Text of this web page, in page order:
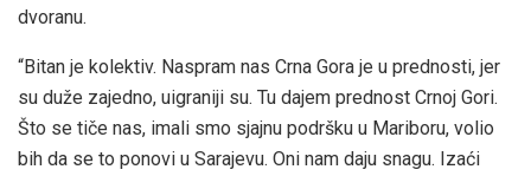
dvoranu.
“Bitan je kolektiv. Naspram nas Crna Gora je u prednosti, jer
su duže zajedno, uigraniji su. Tu dajem prednost Crnoj Gori.
Što se tiče nas, imali smo sjajnu podršku u Mariboru, volio
bih da se to ponovi u Sarajevu. Oni nam daju snagu. Izaći